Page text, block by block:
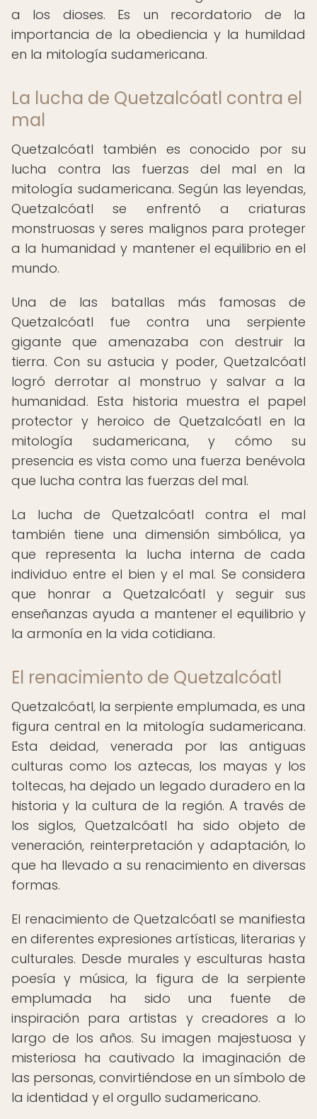
a los dioses. Es un recordatorio de la
importancia de la obediencia y la humildad
en la mitología sudamericana.
La lucha de Quetzalcóatl contra el
mal
Quetzalcóatl también es conocido por su
lucha contra las fuerzas del mal en la
mitología sudamericana. Según las leyendas,
Quetzalcóatl se enfrentó a criaturas
monstruosas y seres malignos para proteger
a la humanidad y mantener el equilibrio en el
mundo.
Una de las batallas más famosas de
Quetzalcóatl fue contra una serpiente
gigante que amenazaba con destruir la
tierra. Con su astucia y poder, Quetzalcóatl
logró derrotar al monstruo y salvar a la
humanidad. Esta historia muestra el papel
protector y heroico de Quetzalcóatl en la
mitología sudamericana, y cómo su
presencia es vista como una fuerza benévola
que lucha contra las fuerzas del mal.
La lucha de Quetzalcóatl contra el mal
también tiene una dimensión simbólica, ya
que representa la lucha interna de cada
individuo entre el bien y el mal. Se considera
que honrar a Quetzalcóatl y seguir sus
enseñanzas ayuda a mantener el equilibrio y
la armonía en la vida cotidiana.
El renacimiento de Quetzalcóatl
Quetzalcóatl, la serpiente emplumada, es una
figura central en la mitología sudamericana.
Esta deidad, venerada por las antiguas
culturas como los aztecas, los mayas y los
toltecas, ha dejado un legado duradero en la
historia y la cultura de la región. A través de
los siglos, Quetzalcóatl ha sido objeto de
veneración, reinterpretación y adaptación, lo
que ha llevado a su renacimiento en diversas
formas.
El renacimiento de Quetzalcóatl se manifiesta
en diferentes expresiones artísticas, literarias y
culturales. Desde murales y esculturas hasta
poesía y música, la figura de la serpiente
emplumada ha sido una fuente de
inspiración para artistas y creadores a lo
largo de los años. Su imagen majestuosa y
misteriosa ha cautivado la imaginación de
las personas, convirtiéndose en un símbolo de
la identidad y el orgullo sudamericano.